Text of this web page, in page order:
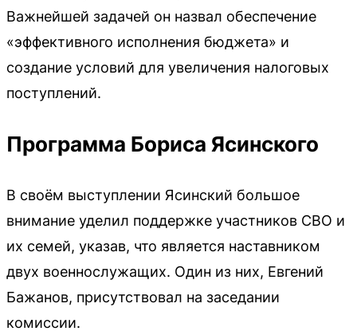
Важнейшей задачей он назвал обеспечение
«эффективного исполнения бюджета» и
создание условий для увеличения налоговых
поступлений.
Программа Бориса Ясинского
В своём выступлении Ясинский большое
внимание уделил поддержке участников СВО и
их семей, указав, что является наставником
двух военнослужащих. Один из них, Евгений
Бажанов, присутствовал на заседании
комиссии.